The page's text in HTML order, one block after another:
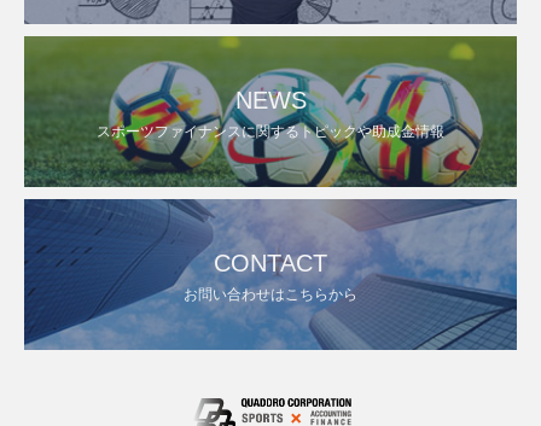
NEWS
スポーツファイナンスに関するトピックや助成金情報
CONTACT
お問い合わせはこちらから